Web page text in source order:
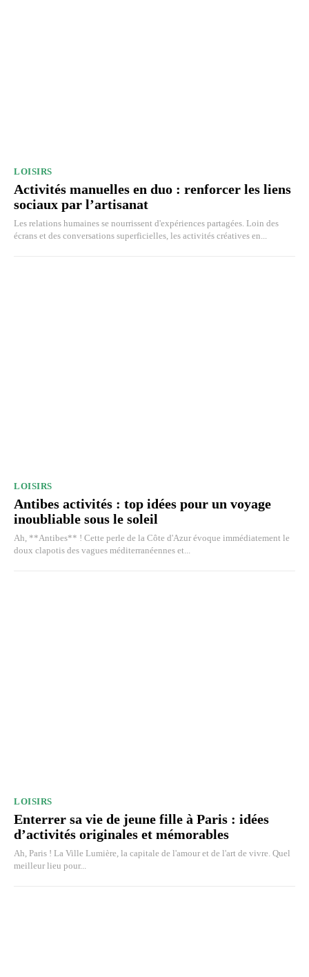
LOISIRS
Activités manuelles en duo : renforcer les liens
sociaux par l’artisanat
Les relations humaines se nourrissent d'expériences partagées. Loin des
écrans et des conversations superficielles, les activités créatives en...
LOISIRS
Antibes activités : top idées pour un voyage
inoubliable sous le soleil
Ah, **Antibes** ! Cette perle de la Côte d'Azur évoque immédiatement le
doux clapotis des vagues méditerranéennes et...
LOISIRS
Enterrer sa vie de jeune fille à Paris : idées
d’activités originales et mémorables
Ah, Paris ! La Ville Lumière, la capitale de l'amour et de l'art de vivre. Quel
meilleur lieu pour...